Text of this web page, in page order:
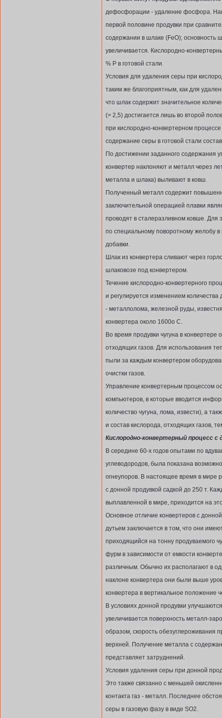
дефосфорации - удаление фосфора.
первой половине продувки при
содержании в шлаке (FeO); основность
увеличивается. Кислородно-
% Р в готовой стали.
Условия для удаления серы при
таким же благоприятным, как для
что шлак содержит значительное
(> 2,5) достигается лишь во второй
при кислородно-конвертерном
содержание серы в готовой стали
По достижении заданного содержания
конвертер наклоняют и металл через
металла и шлака) выливают в ковш.
Полученный металл содержит
заключительной операцией плавки
проводят в сталеразливном ковше. Для
по специальному поворотному желобу
добавки.
Шлак из конвертера сливают через
шлаковозе под конвертером.
Течение кислородно-конвертерного
и регулируется изменением
- металлолома, железной руды,
конвертера около 1600о С.
Во время продувки чугуна в конвертере
отходящих газов. Для использования
пыли за каждым конвертером
очистки газов.
Управление конвертерным процессом
компьютеров, в которые вводится
количество чугуна, лома, извести), а
и состав кислорода, отходящих газов,
Кислородно-конвертерный процесс с
В середине 60-х годов опытами по
углеводородов, была показана
огнеупоров. В настоящее время в мире
с донной продувкой садкой до 250 т.
выплавленной в мире, приходится на
Основное отличие конвертеров с
дутьем заключается в том, что они
приходящийся на тонну продуваемого
фурм в зависимости от емкости
различным. Обычно их располагают в
наклоне конвертера они были выше
конвертера в вертикальное положение
В условиях донной продувки
увеличивается поверхность металл-
образом, скорость обезуглероживания
верхней. Получение металла с
представляет затруднений.
Условия удаления серы при донной
Это также связанно с меньшей
контакта газ - металл. Последнее
серы в газовую фазу в виде SO2.